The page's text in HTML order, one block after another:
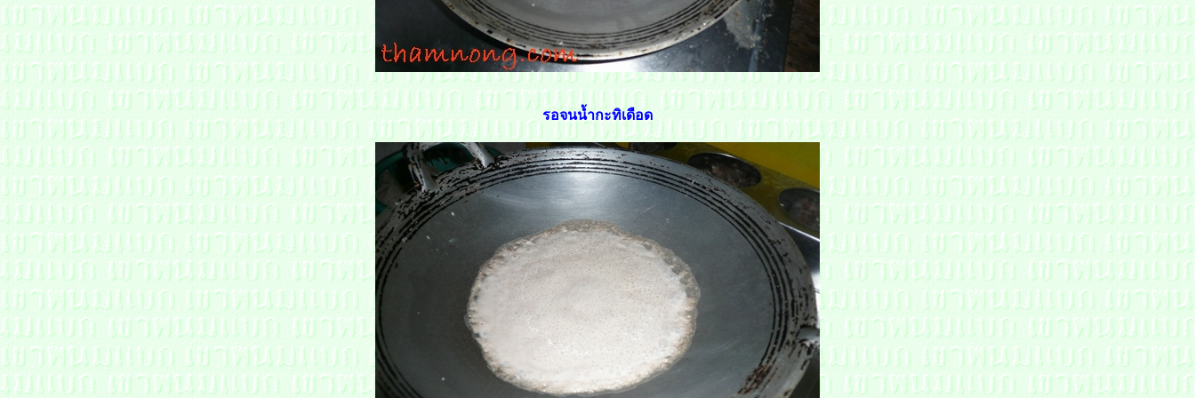
รอจนน้ำกะทิเดือด